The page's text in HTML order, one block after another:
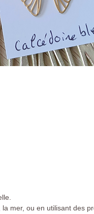
mer, ou en utilisant des